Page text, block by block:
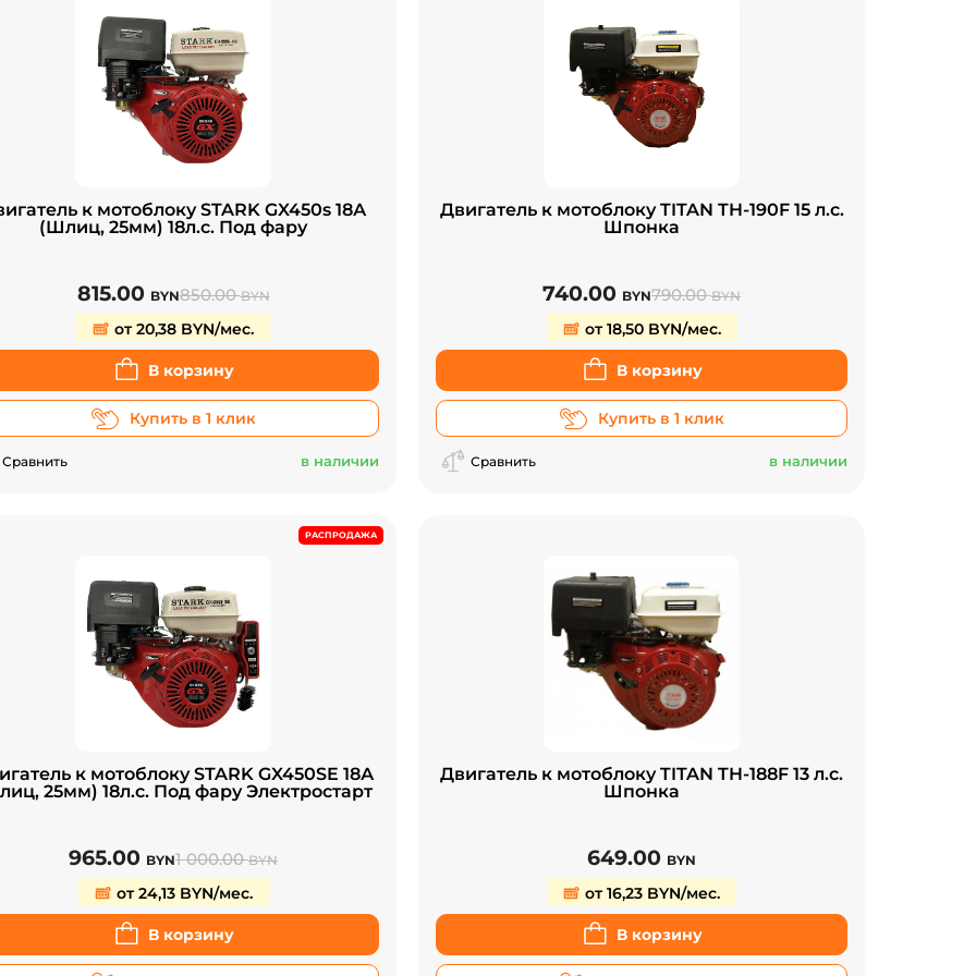
к мотоблоку STARK GX450s 18А
(Шлиц, 25мм) 18л.с. Под фару
815.00 BYN850.00BYN
от 20,38 BYN/мес.
В корзину
Купить в 1 клик
Сравнить в наличии
Двигатель к мотоблоку TITAN TH-190F 15 л.с.
Шпонка
740.00 BYN790.00BYN
от 18,50 BYN/мес.
В корзину
Купить в 1 клик
Сравнить в наличии
РАСПРОДАЖА
к мотоблоку STARK GX450SE 18А
25мм) 18л.с. Под фару Электростарт
965.00 BYN1 000.00BYN
от 24,13 BYN/мес.
В корзину
Двигатель к мотоблоку TITAN TH-188F 13 л.с.
Шпонка
649.00 BYN
от 16,23 BYN/мес.
В корзину